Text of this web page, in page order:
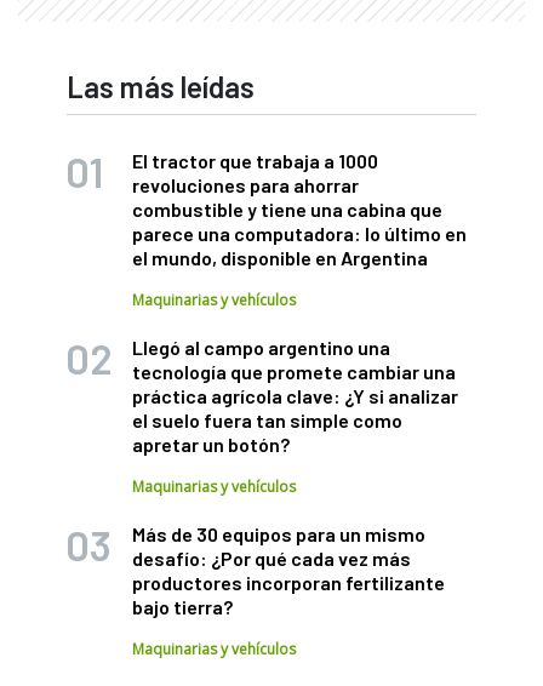
Las más leídas
El tractor que trabaja a 1000
revoluciones para ahorrar
combustible y tiene una cabina que
parece una computadora: lo último en
el mundo, disponible en Argentina
Maquinarias y vehículos
Llegó al campo argentino una
tecnología que promete cambiar una
práctica agrícola clave: ¿Y si analizar
el suelo fuera tan simple como
apretar un botón?
Maquinarias y vehículos
Más de 30 equipos para un mismo
desafío: ¿Por qué cada vez más
productores incorporan fertilizante
bajo tierra?
Maquinarias y vehículos